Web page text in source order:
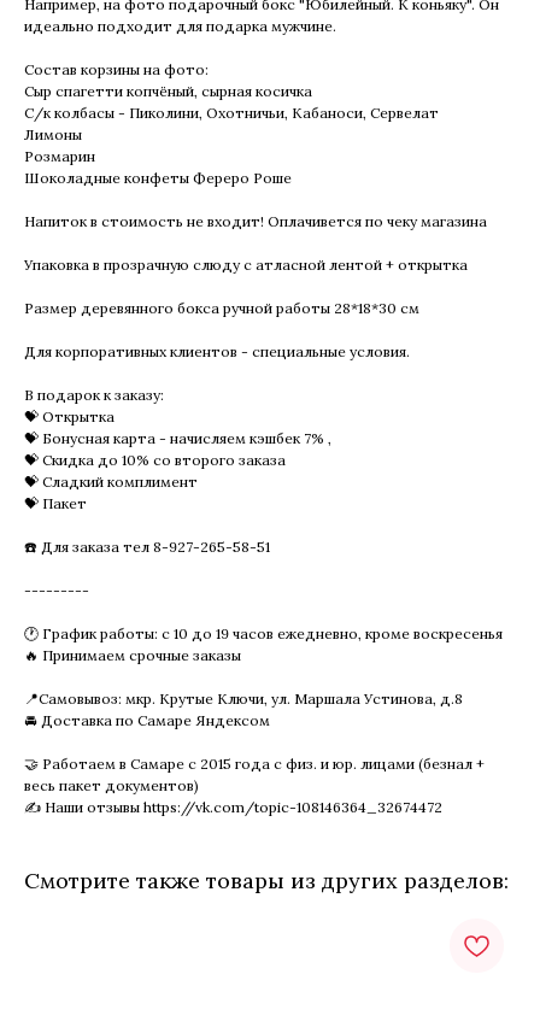
Например, на фото подарочный бокс "Юбилейный. К коньяку". Он
идеально подходит для подарка мужчине.
Состав корзины на фото:
Сыр спагетти копчёный, сырная косичка
С/к колбасы - Пиколини, Охотничьи, Кабаноси, Сервелат
Лимоны
Розмарин
Шоколадные конфеты Фереро Роше
Напиток в стоимость не входит! Оплачивется по чеку магазина
Упаковка в прозрачную слюду с атласной лентой + открытка
Размер деревянного бокса ручной работы 28*18*30 см
Для корпоративных клиентов - специальные условия.
В подарок к заказу:
💝 Открытка
💝 Бонусная карта - начисляем кэшбек 7% ,
💝 Скидка до 10% со второго заказа
💝 Сладкий комплимент
💝 Пакет
☎️ Для заказа тел 8-927-265-58-51
---------
🕐 График работы: с 10 до 19 часов ежедневно, кроме воскресенья
🔥 Принимаем срочные заказы
📍Самовывоз: мкр. Крутые Ключи, ул. Маршала Устинова, д.8
🚘 Доставка по Самаре Яндексом
🤝 Работаем в Самаре с 2015 года с физ. и юр. лицами (безнал +
весь пакет документов)
✍️ Наши отзывы https://vk.com/topic-108146364_32674472
Смотрите также товары из других разделов: